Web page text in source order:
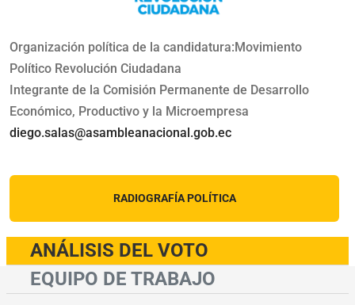
Organización política de la candidatura:Movimiento
Político Revolución Ciudadana
Integrante de la Comisión Permanente de Desarrollo
Económico, Productivo y la Microempresa
diego.salas@asambleanacional.gob.ec
RADIOGRAFÍA POLÍTICA
ANÁLISIS DEL VOTO
EQUIPO DE TRABAJO